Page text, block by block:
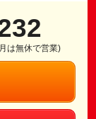
は無休で営業)